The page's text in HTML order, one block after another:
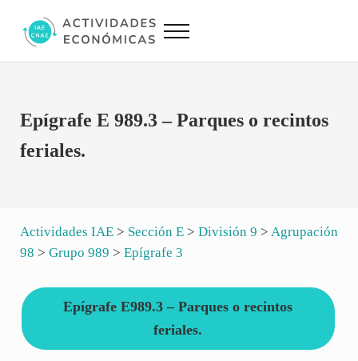
Actividades Económicas IAE CNAE
Menu
Epígrafe E 989.3 – Parques o recintos
feriales.
Actividades IAE> Sección E> División 9 > Agrupación
98 > Grupo 989 > Epígrafe 3
Epígrafe E989.3 – Parques o recintos
feriales.